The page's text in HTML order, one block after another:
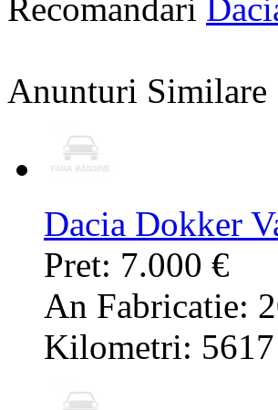
Recomandari
Anunturi Similare
Dacia Dokker
Pret: 7.000 €
An Fabricatie:
Kilometri: 5617